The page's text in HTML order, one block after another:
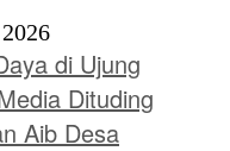
di Ujung
Dituding
Aib Desa